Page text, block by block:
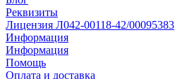
Реквизиты
Лицензия Л042-00118-42/00095383
Информация
Информация
Помощь
Оплата и доставка